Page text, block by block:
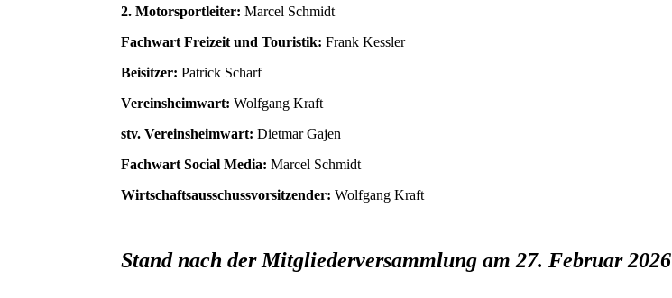
2. Motorsportleiter: Marcel Schmidt
Fachwart Freizeit und Touristik: Frank Kessler
Beisitzer: Patrick Scharf
Vereinsheimwart: Wolfgang Kraft
stv. Vereinsheimwart: Dietmar Gajen
Fachwart Social Media:Marcel Schmidt
Wirtschaftsausschussvorsitzender: Wolfgang Kraft
Stand nach der Mitgliederversammlung am 27. Februar 2026